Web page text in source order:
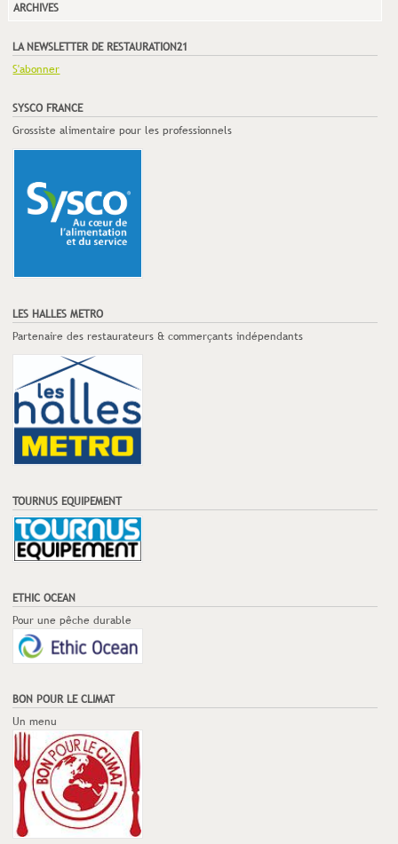
ARCHIVES
LA NEWSLETTER DE RESTAURATION21
S'abonner
SYSCO FRANCE
Grossiste alimentaire pour les professionnels
LES HALLES METRO
Partenaire des restaurateurs & commerçants indépendants
TOURNUS EQUIPEMENT
ETHIC OCEAN
Pour une pêche durable
BON POUR LE CLIMAT
Un menu